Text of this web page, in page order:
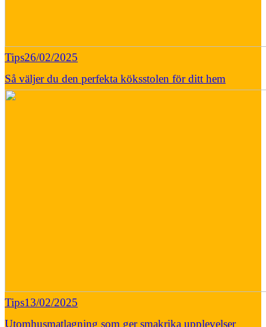
Tips26/02/2025
Så väljer du den perfekta köksstolen för ditt hem
Tips13/02/2025
Utomhusmatlagning som ger smakrika upplevelser